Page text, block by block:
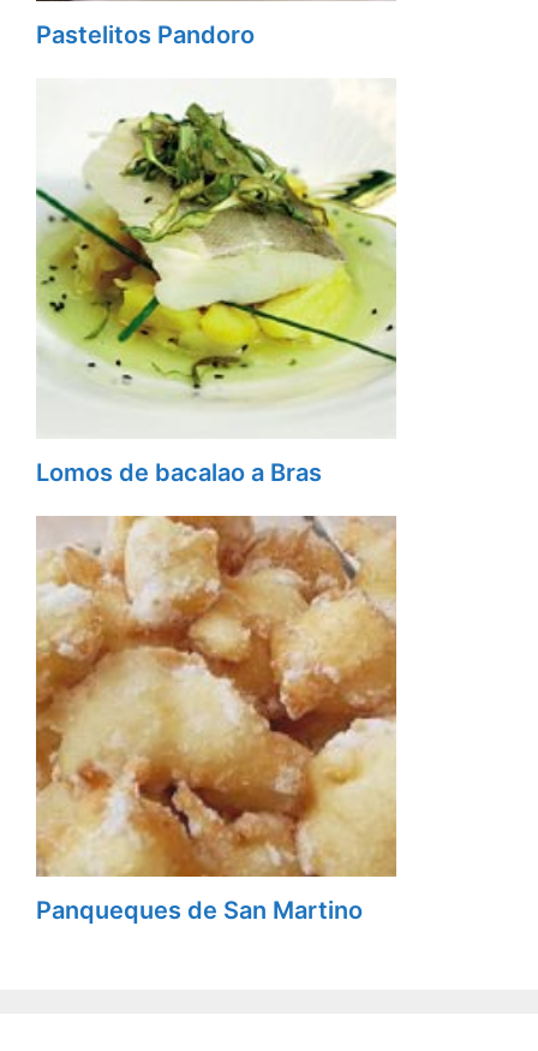
Pastelitos Pandoro
Lomos de bacalao a Bras
Panqueques de San Martino